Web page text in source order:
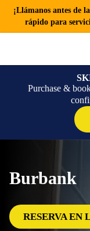
¡Llámanos antes de
rápido para
Purchase &
Burbank
RESERVA EN